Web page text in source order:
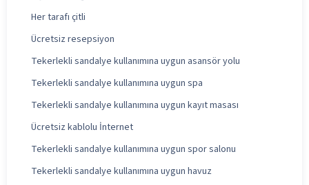
Her tarafı çitli
Ücretsiz resepsiyon
Tekerlekli sandalye kullanımına uygun asansör yolu
Tekerlekli sandalye kullanımına uygun spa
Tekerlekli sandalye kullanımına uygun kayıt masası
Ücretsiz kablolu İnternet
Tekerlekli sandalye kullanımına uygun spor salonu
Tekerlekli sandalye kullanımına uygun havuz